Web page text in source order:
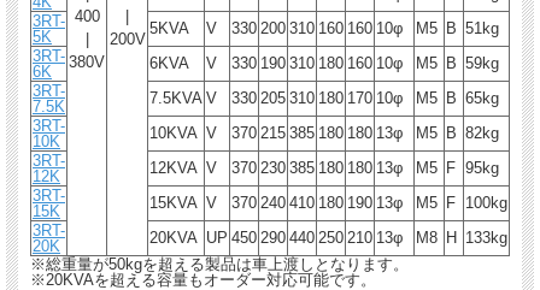
400
380V
200V
3RT-
5K
5KVA V 330 200 310 160 160 10φ M5 B 51kg
3RT-
6K
6KVA V 330 190 310 180 160 10φ M5 B 59kg
3RT-
7.5K
7.5KVA V 330 205 310 180 170 10φ M5 B 65kg
3RT-
10K
10KVA V 370 215 385 180 180 13φ M5 B 82kg
3RT-
12K
12KVA V 370 230 385 180 180 13φ M5 F 95kg
3RT-
15K
15KVA V 370 240 410 180 190 13φ M5 F 100kg
3RT-
20K
20KVA UP 450 290 440 250 210 13φ M8 H
133kg
※総重量が50kgを超える製品は車上渡しとなります。
※20KVAを超える容量もオーダー対応可能です。